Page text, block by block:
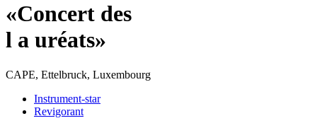
«Concert des
l a uréats»
CAPE, Ettelbruck, Luxembourg
Instrument-star
Revigorant